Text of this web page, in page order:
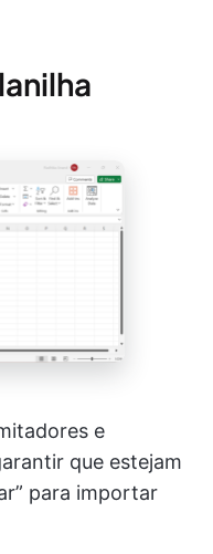
e
que estejam
para importar